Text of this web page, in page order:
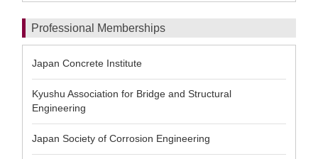
Professional Memberships
Japan Concrete Institute
Kyushu Association for Bridge and Structural
Engineering
Japan Society of Corrosion Engineering